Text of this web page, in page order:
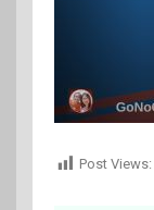
Post Views: